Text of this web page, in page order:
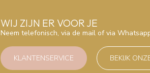
WIJ ZIJN ER VOOR JE
Neem telefonisch, via de mail of via
KLANTENSERVICE BEKIJK